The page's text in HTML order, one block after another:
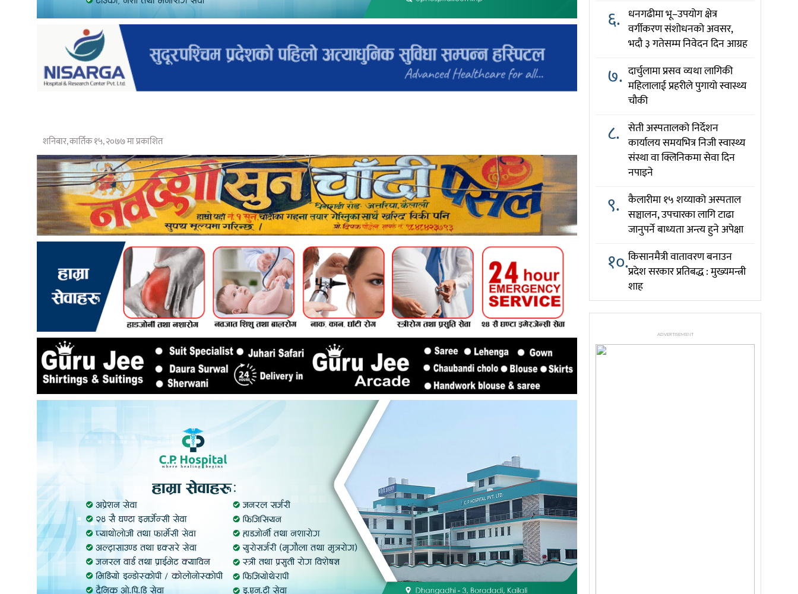
शनिबार, कार्तिक १५, २०७७ मा प्रकाशित
६. धनगढीमा भू–उपयोग क्षेत्र
वर्गीकरण संशोधनको अवसर,
भदौ ३ गतेसम्म निवेदन दिन आग्रह
७. दार्चुलामा प्रसव व्यथा लागिकी
महिलालाई प्रहरीले पुगायो स्वास्थ्य
चौकी
८. सेती अस्पतालको निर्देशन
कार्यालय समयभित्र निजी स्वास्थ्य
संस्था वा क्लिनिकमा सेवा दिन
नपाइने
९. कैलारीमा १५ शय्याको अस्पताल
सञ्चालन, उपचारका लागि टाढा
जानुपर्ने बाध्यता अन्त्य हुने अपेक्षा
१०.किसानमैत्री वातावरण बनाउन
प्रदेश सरकार प्रतिबद्ध : मुख्यमन्त्री
शाह
ADVERTISEMENT